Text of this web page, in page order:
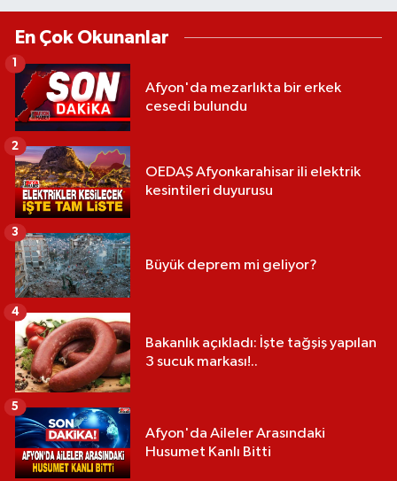
En Çok Okunanlar
Afyon'da mezarlıkta bir erkek
cesedi bulundu
1
OEDAŞ Afyonkarahisar ili elektrik
kesintileri duyurusu
2
Büyük deprem mi geliyor?
3
Bakanlık açıkladı: İşte tağşiş yapılan
3 sucuk markası!..
4
Afyon'da Aileler Arasındaki
Husumet Kanlı Bitti
5